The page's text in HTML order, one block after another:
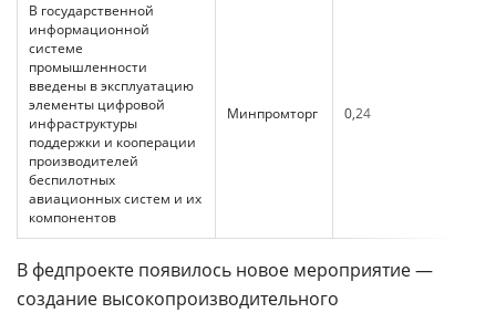
В государственной
информационной
системе
промышленности
введены в эксплуатацию
элементы цифровой
инфраструктуры
поддержки и кооперации
производителей
беспилотных
авиационных систем и их
компонентов
Минпромторг 0,24
В федпроекте появилось новое мероприятие —
создание высокопроизводительного